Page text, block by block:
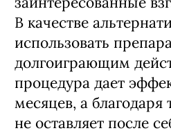
В качестве
использовать
долгоиграющим
процедура дает
месяцев, а благодаря
не оставляет после